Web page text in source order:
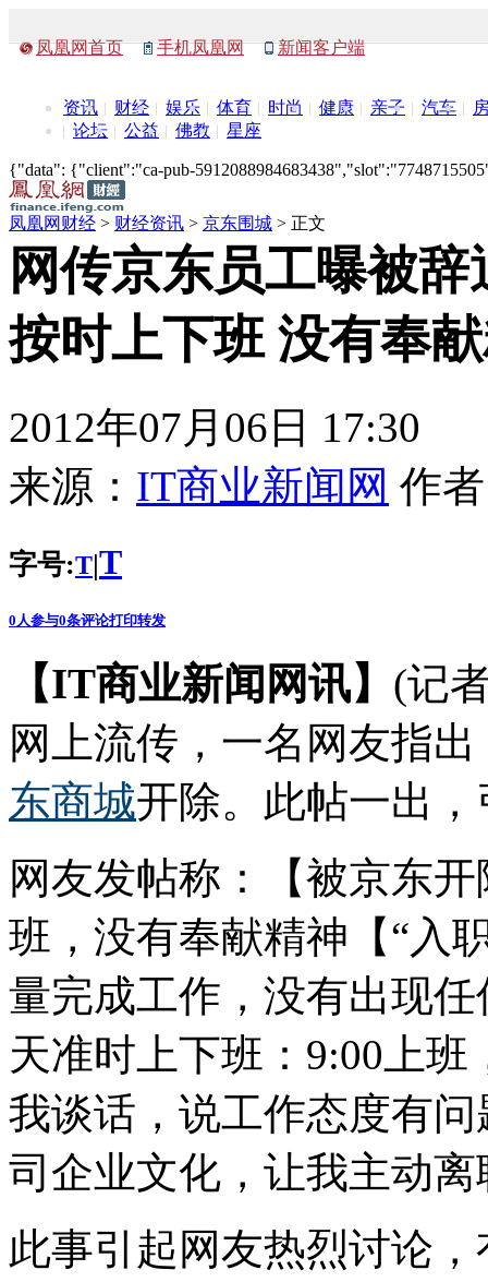
凤凰网首页 手机凤凰网 新闻客户端
资讯 财经 娱乐 体育 时尚 健康 亲子 汽车
论坛
公益 佛教 星座
{"data": {"client":"ca-pub-
凤凰网财经 > 财经资讯 > 京东围城 > 正文
网传京东员工曝被辞
按时上下班 没有奉
2012年07月06日 17:30
来源： IT商业新闻网 作
字号:T|T
0 人参与0条评论打印转发
【IT商业新闻网讯】 (记
网上流传，一名网友指
东商城开除。此帖一出
网友发帖称：【被京东
班，没有奉献精神【“入
量完成工作，没有出现
天准时上下班：9:00上
我谈话，说工作态度有
司企业文化，让我主动离
此事引起网友热烈讨论